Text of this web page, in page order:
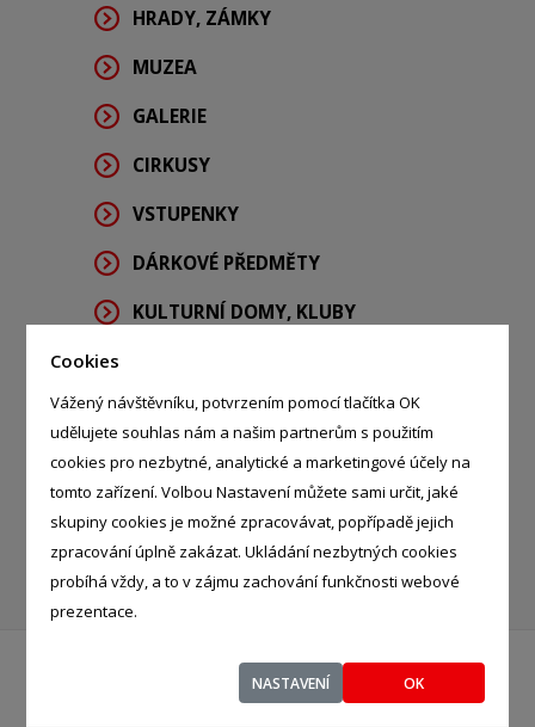
Cookies
Vážený návštěvníku, potvrzením pomocí tlačítka OK
udělujete souhlas nám a našim partnerům s použitím
cookies pro nezbytné, analytické a marketingové účely na
tomto zařízení. Volbou Nastavení můžete sami určit, jaké
skupiny cookies je možné zpracovávat, popřípadě jejich
zpracování úplně zakázat. Ukládání nezbytných cookies
probíhá vždy, a to v zájmu zachování funkčnosti webové
prezentace.
NASTAVENÍ OK
HRADY, ZÁMKY
MUZEA
GALERIE
CIRKUSY
VSTUPENKY
DÁRKOVÉ PŘEDMĚTY
KULTURNÍ DOMY, KLUBY
ZBRANĚ
ZOO
ZÁBAVNÍ PYROTECHNIKA
NAVRÁTIL HYNEK